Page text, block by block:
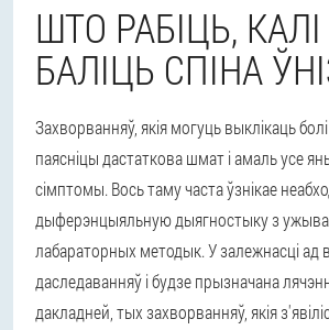
ШТО РАБІЦЬ,
БАЛІЦЬ СПІНА
Захворванняў, якія могуць выклікаць
паясніцы дастаткова шмат і амаль усе
сімптомы. Вось таму часта ўзнікае
дыферэнцыяльную дыягностыку з
лабараторных методык. У залежнасці ад
даследаванняў і будзе прызначана
дакладней, тых захворванняў, якія